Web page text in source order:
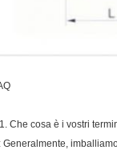
Che cosa è i vostri
Generalmente,